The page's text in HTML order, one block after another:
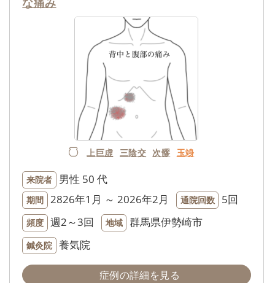
上巨虚 三陰交 次髎 玉竧
来院者 男性 50 代
期間 2826年1月 ～ 2026年2月 通院回数 5回
頻度 週2～3回 地域 群馬県伊勢崎市
鍼灸院 養気院
症例の詳細を見る